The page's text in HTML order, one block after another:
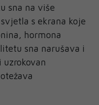
sna na više
s ekrana koje
hormona
sna narušava i